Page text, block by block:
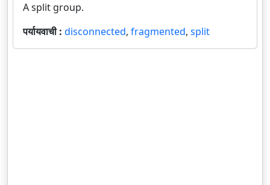
A split group.
पर्यायवाची : disconnected, fragmented, split